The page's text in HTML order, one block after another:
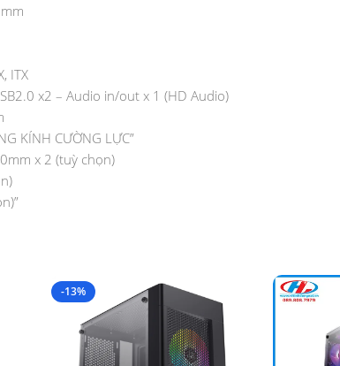
ITX
x2 – Audio in/out x 1 (HD Audio)
KÍNH CƯỜNG LỰC”
x 2 (tuỳ chọn)
-13%